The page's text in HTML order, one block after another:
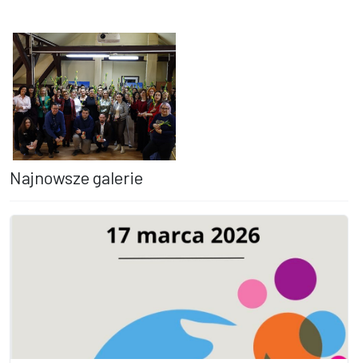
Dzień Kobiet i Dzień Mężczyzn w CUS Dębica
Najnowsze galerie